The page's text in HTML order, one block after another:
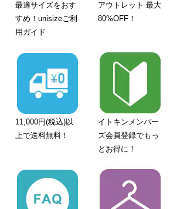
最適サイズをおす
すめ！unisizeご利
用ガイド
アウトレット 最大
80%OFF！
11,000円(税込)以
上で送料無料！
イトキンメンバー
ズ会員登録でもっ
とお得に！